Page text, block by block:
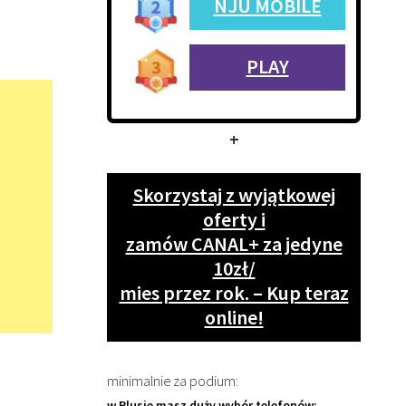
NJU MOBILE
PLAY
+
Skorzystaj z wyjątkowej
oferty i
zamów CANAL+ za jedyne
10zł/
mies przez rok. – Kup teraz
online!
minimalnie za podium: